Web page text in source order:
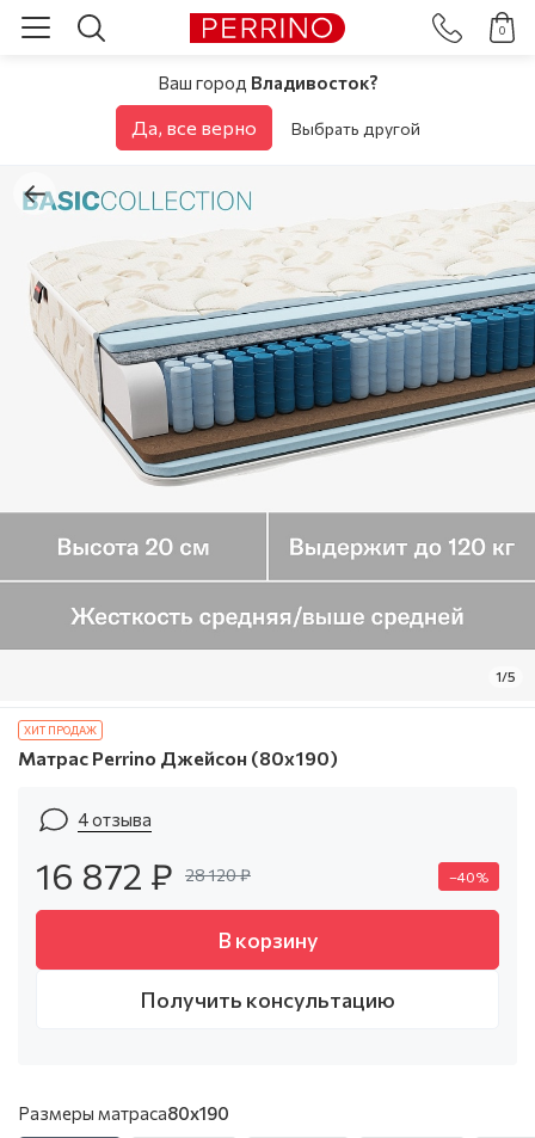
0
Ваш город Владивосток?
Да, все верно Выбрать другой
1/5
ХИТ ПРОДАЖ
Матрас Perrino Джейсон (80х190)
4 отзыва
16 872 ₽ 28 120 ₽ –40%
В корзину
Получить консультацию
Размеры матраса80х190